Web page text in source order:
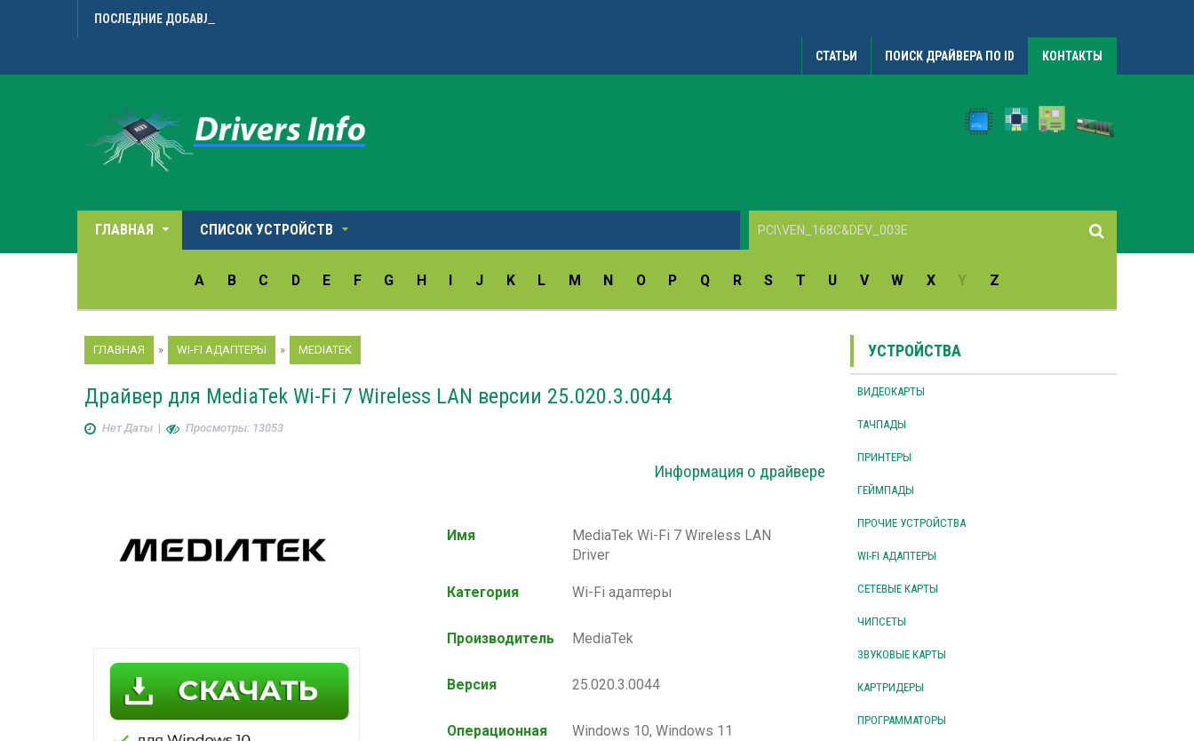
ПОСЛЕДНИЕ ДОБАВЛЕННЫЕ ДРАЙВЕРА
СТАТЬИ ПОИСК ДРАЙВЕРА ПО ID КОНТАКТЫ
ГЛАВНАЯ СПИСОК УСТРОЙСТВ
A B C D E F G H J K L M N O P Q R S T U V W X Y Z
ГЛАВНАЯ » WI-FI АДАПТЕРЫ » MEDIATEK
Драйвер для MediaTek Wi-Fi 7 Wireless LAN версии 25.020.3.0044
Нет Даты | Просмотры: 13053
Информация о драйвере
Имя
MediaTek Wi-Fi 7 Wireless LAN
Driver
Категория Wi-Fi адаптеры
Производитель MediaTek
Версия 25.020.3.0044
Операционная
Windows 10, Windows 11
УСТРОЙСТВА
ВИДЕОКАРТЫ
ТАЧПАДЫ
ПРИНТЕРЫ
ГЕЙМПАДЫ
ПРОЧИЕ УСТРОЙСТВА
WI-FI АДАПТЕРЫ
СЕТЕВЫЕ КАРТЫ
ЧИПСЕТЫ
ЗВУКОВЫЕ КАРТЫ
КАРТРИДЕРЫ
ПРОГРАММАТОРЫ